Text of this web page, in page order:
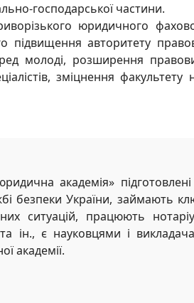
господарської частини.
юридичного
підвищення авторитету
молоді, розширення
зміцнення
академія»
України, займають
ситуацій, працюють
ін., є науковцями і
академії.